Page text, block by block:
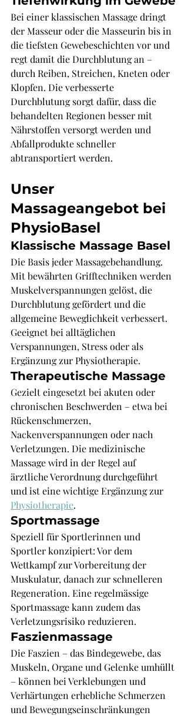
Bei einer klassischen Massage dringt
der Masseur oder die Masseurin bis in
die tiefsten Gewebeschichten vor und
regt damit die Durchblutung an –
durch Reiben, Streichen, Kneten oder
Klopfen. Die verbesserte
Durchblutung sorgt dafür, dass die
behandelten Regionen besser mit
Nährstoffen versorgt werden und
Abfallprodukte schneller
abtransportiert werden.
Unser
Massageangebot bei
PhysioBasel
Klassische Massage Basel
Die Basis jeder Massagebehandlung.
Mit bewährten Grifftechniken werden
Muskelverspannungen gelöst, die
Durchblutung gefördert und die
allgemeine Beweglichkeit verbessert.
Geeignet bei alltäglichen
Verspannungen, Stress oder als
Ergänzung zur Physiotherapie.
Therapeutische Massage
Gezielt eingesetzt bei akuten oder
chronischen Beschwerden – etwa bei
Rückenschmerzen,
Nackenverspannungen oder nach
Verletzungen. Die medizinische
Massage wird in der Regel auf
ärztliche Verordnung durchgeführt
und ist eine wichtige Ergänzung zur
Physiotherapie.
Sportmassage
Speziell für Sportlerinnen und
Sportler konzipiert: Vor dem
Wettkampf zur Vorbereitung der
Muskulatur, danach zur schnelleren
Regeneration. Eine regelmässige
Sportmassage kann zudem das
Verletzungsrisiko reduzieren.
Faszienmassage
Die Faszien – das Bindegewebe, das
Muskeln, Organe und Gelenke umhüllt
– können bei Verklebungen und
Verhärtungen erhebliche Schmerzen
und Bewegungseinschränkungen